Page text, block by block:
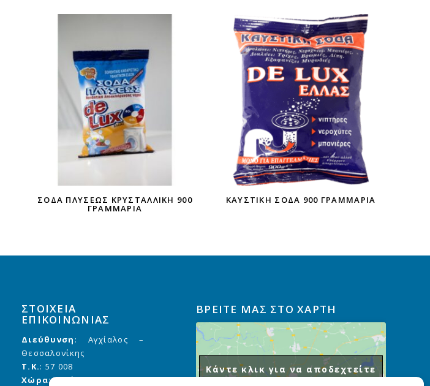
ΣΌΔΑ ΠΛΎΣΕΩΣ ΚΡΥΣΤΑΛΛΙΚΉ 900
ΓΡΑΜΜΑΡΙΑ
ΓΡΗΓΟΡΗ ΠΡΟΒΟΛΗ
ΚΑΥΣΤΙΚΉ ΣΌΔΑ 900 ΓΡΑΜΜΑΡΙΑ
ΣΤΟΙΧΕΙΑ
ΕΠΙΚΟΙΝΩΝΙΑΣ
Διεύθυνση : Αγχίαλος –
Θεσσαλονίκης
Τ.Κ.: 57 008
Χώρα: Ελλάδα
ΒΡΕΙΤΕ ΜΑΣ ΣΤΟ ΧΑΡΤΗ
Κάντε κλικ για να αποδεχτείτε